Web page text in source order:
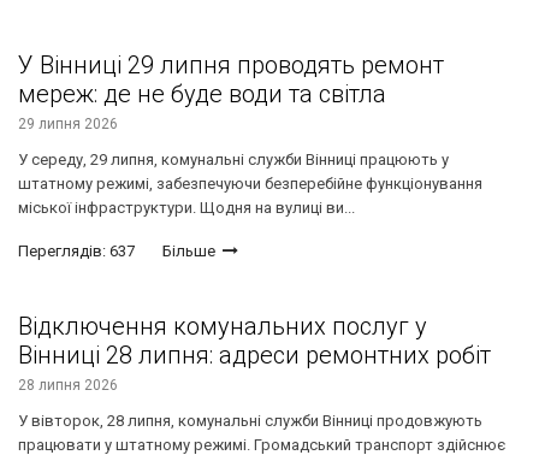
У Вінниці 29 липня проводять ремонт
мереж: де не буде води та світла
29 липня 2026
У середу, 29 липня, комунальні служби Вінниці працюють у
штатному режимі, забезпечуючи безперебійне функціонування
міської інфраструктури. Щодня на вулиці ви...
Переглядів: 637 Більше
Відключення комунальних послуг у
Вінниці 28 липня: адреси ремонтних робіт
28 липня 2026
У вівторок, 28 липня, комунальні служби Вінниці продовжують
працювати у штатному режимі. Громадський транспорт здійснює